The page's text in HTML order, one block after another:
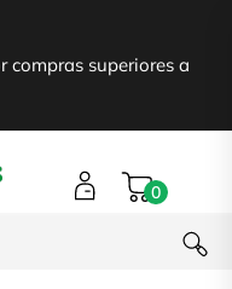
compras superiores a
0